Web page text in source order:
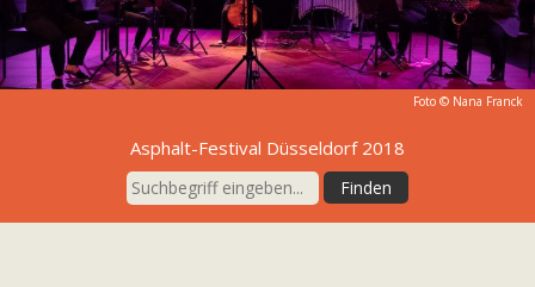
Foto © Nana Franck
Asphalt-Festival Düsseldorf 2018